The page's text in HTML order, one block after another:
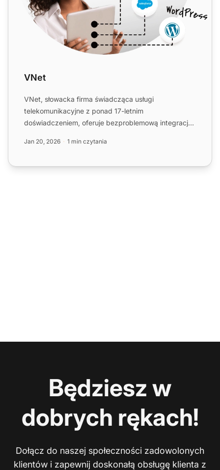
VNet
VNet, słowacka firma świadcząca usługi
telekomunikacyjne z ponad 17-letnim
doświadczeniem, oferuje bezproblemową integrację
Jan 20, 2026 1 min czytania
Będziesz w
dobrych rękach!
Dołącz do naszej społeczności zadowolonych
klientów i zapewnij doskonałą obsługę klienta z